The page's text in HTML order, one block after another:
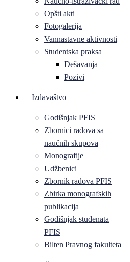
Opšti akti
Fotogalerija
Vannastavne aktivnosti
Studentska praksa
Dešavanja
Pozivi
Izdavaštvo
Godišnjak PFIS
Zbornici radova sa
naučnih skupova
Monografije
Udžbenici
Zbornik radova PFIS
Zbirka monografskih
publikacija
Godišnjak studenata
PFIS
Bilten Pravnog fakulteta